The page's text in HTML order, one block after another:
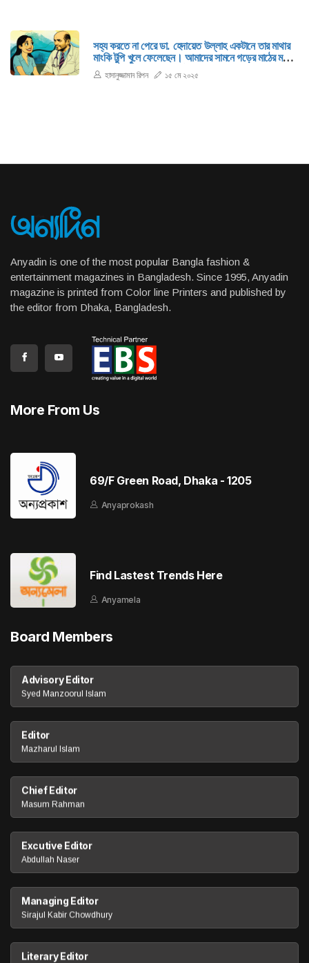
সহ্য করতে না পেরে ডা. হেদায়েত উল্লাহ একটানে তার মাথার
মাংকি টুপি খুলে ফেলেছেন। আমাদের সামনে গড়ের মাঠের মতো
বিশাল একটা টাকমাথা আবির্ভূত হলো।
হাসানুজ্জামান রিপন ১৫ মে ২০২৫
Anyadin is one of the most popular Bangla fashion &
entertainment magazines in Bangladesh. Since 1995, Anyadin
magazine is printed from Color line Printers and published by
the editor from Dhaka, Bangladesh.
More From Us
69/F Green Road, Dhaka - 1205
Anyaprokash
Find Lastest Trends Here
Anyamela
Board Members
Advisory Editor
Syed Manzoorul Islam
Editor
Mazharul Islam
Chief Editor
Masum Rahman
Excutive Editor
Abdullah Naser
Managing Editor
Sirajul Kabir Chowdhury
Literary Editor